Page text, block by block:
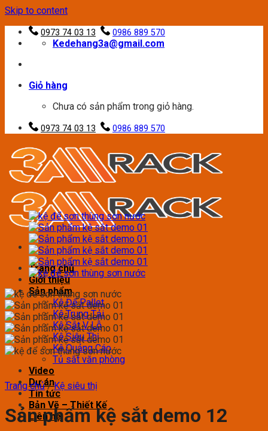
Skip to content
0973 74 03 13 0986 889 570
Kedehang3a@gmail.com
Giỏ hàng
Chưa có sản phẩm trong giỏ hàng.
0973 74 03 13 0986 889 570
Trang chủ
Giới thiệu
Sản phẩm
Kệ Để Pallet
Kệ Trung Tải
Kệ Sắt V Lỗ
Kệ Siêu Thị
Kệ Quảng Cáo
Tủ sắt văn phòng
Video
Dự án
Tin tức
Bản Vẽ – Thiết Kế
Liên hệ
Trang chủ / Kệ siêu thị
Sản phẩm kệ sắt demo 12